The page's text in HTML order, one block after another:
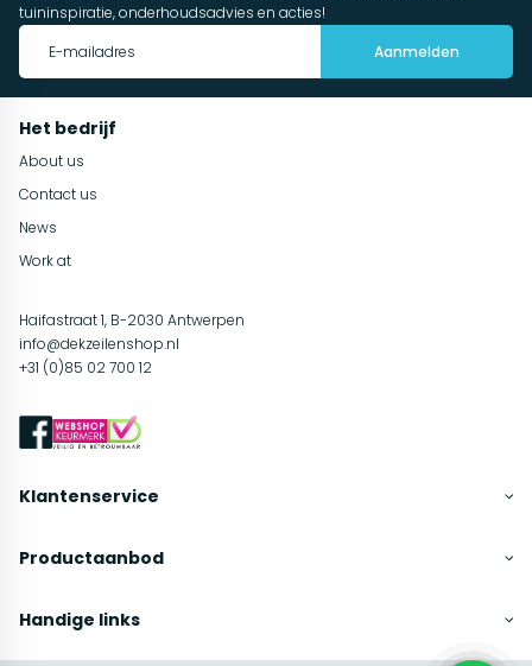
tuininspiratie, onderhoudsadvies en acties!
Aanmelden
Het bedrijf
About us
Contact us
News
Work at
Haifastraat 1, B-2030 Antwerpen
info@dekzeilenshop.nl
+31 (0)85 02 700 12
Klantenservice
Productaanbod
Handige links